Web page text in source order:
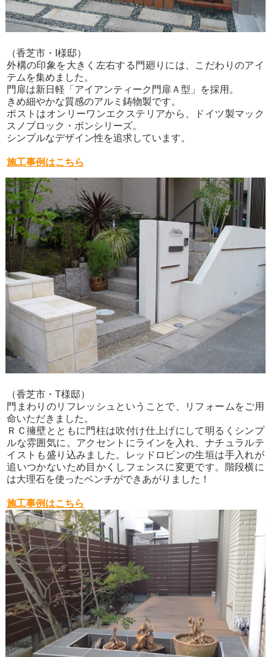
（香芝市・I様邸）
外構の印象を大きく左右する門廻りには、こだわりのアイ
テムを集めました。
門扉は新日軽「アイアンティーク門扉Ａ型」を採用。
きめ細やかな質感のアルミ鋳物製です。
ポストはオンリーワンエクステリアから、ドイツ製マック
スノブロック・ボンシリーズ。
シンプルなデザイン性を追求しています。
施工事例はこちら
（香芝市・T様邸）
門まわりのリフレッシュということで、リフォームをご用
命いただきました。
ＲＣ擁壁とともに門柱は吹付け仕上げにして明るくシンプ
ルな雰囲気に。アクセントにラインを入れ、ナチュラルテ
イストも盛り込みました。レッドロビンの生垣は手入れが
追いつかないため目かくしフェンスに変更です。階段横に
は大理石を使ったベンチができあがりました！
施工事例はこちら